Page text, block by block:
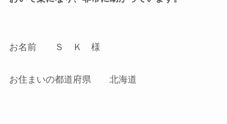
お名前 Ｓ Ｋ 様
お住まいの都道府県 北海道